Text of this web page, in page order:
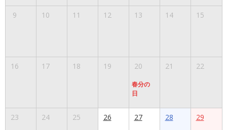
9 10 11 12 13 14 15
16 17 18 19 20
春分の
日
21 22
23 24 25 26 27 28 29